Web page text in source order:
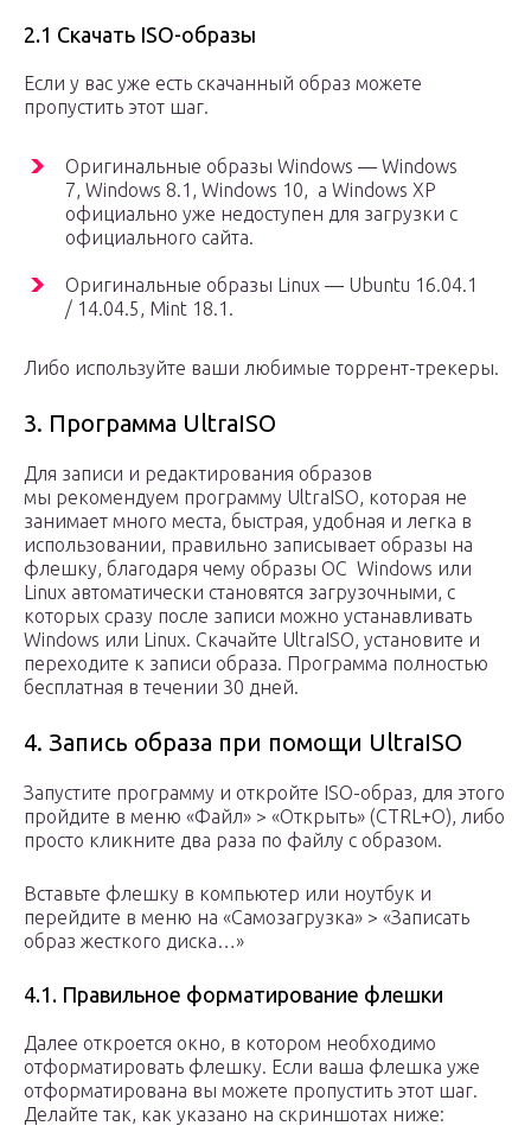
2.1 Скачать ISO-образы
Если у вас уже есть скачанный образ можете
пропустить этот шаг.
Оригинальные образы Windows — Windows
7, Windows 8.1, Windows 10, а Windows XP
официально уже недоступен для загрузки с
официального сайта.
Оригинальные образы Linux — Ubuntu 16.04.1
/ 14.04.5, Mint 18.1.
Либо используйте ваши любимые торрент-трекеры.
3. Программа UltraISO
Для записи и редактирования образов
мы рекомендуем программу UltraISO, которая не
занимает много места, быстрая, удобная и легка в
использовании, правильно записывает образы на
флешку, благодаря чему образы ОС Windows или
Linux автоматически становятся загрузочными, с
которых сразу после записи можно устанавливать
Windows или Linux. Скачайте UltraISO, установите и
переходите к записи образа. Программа полностью
бесплатная в течении 30 дней.
4. Запись образа при помощи UltraISO
Запустите программу и откройте ISO-образ, для этого
пройдите в меню «Файл» > «Открыть» (CTRL+O), либо
просто кликните два раза по файлу с образом.
Вставьте флешку в компьютер или ноутбук и
перейдите в меню на «Самозагрузка» > «Записать
образ жесткого диска…»
4.1. Правильное форматирование флешки
Далее откроется окно, в котором необходимо
отформатировать флешку. Если ваша флешка уже
отформатирована вы можете пропустить этот шаг.
Делайте так, как указано на скриншотах ниже: